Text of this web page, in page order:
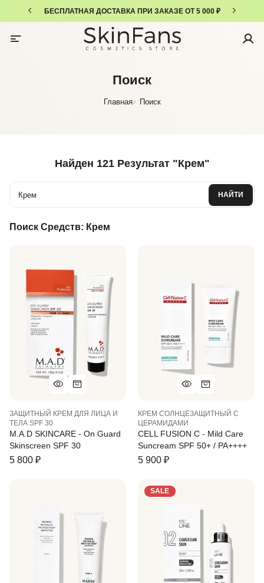
БЕСПЛАТНАЯ ДОСТАВКА ПРИ ЗАКАЗЕ ОТ 5 000 ₽
Поиск
Главная Поиск
Найден 121 Результат"Крем"
НАЙТИ
Поиск Средств: Крем
ЗАЩИТНЫЙ КРЕМ ДЛЯ ЛИЦА И
ТЕЛА SPF 30
M.A.D SKINCARE - On Guard
Skinscreen SPF 30
5 800 ₽
КРЕМ СОЛНЦЕЗАЩИТНЫЙ С
ЦЕРАМИДАМИ
CELL FUSION C - Mild Care
Suncream SPF 50+ / PA++++
5 900 ₽
SALE